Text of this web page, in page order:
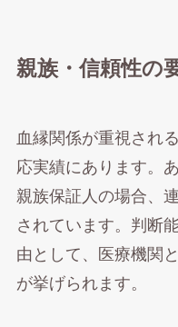
親族・信頼性の
血縁関係が重視され
応実績にあります。
親族保証人の場合、
されています。判断
由として、医療機関
が挙げられます。